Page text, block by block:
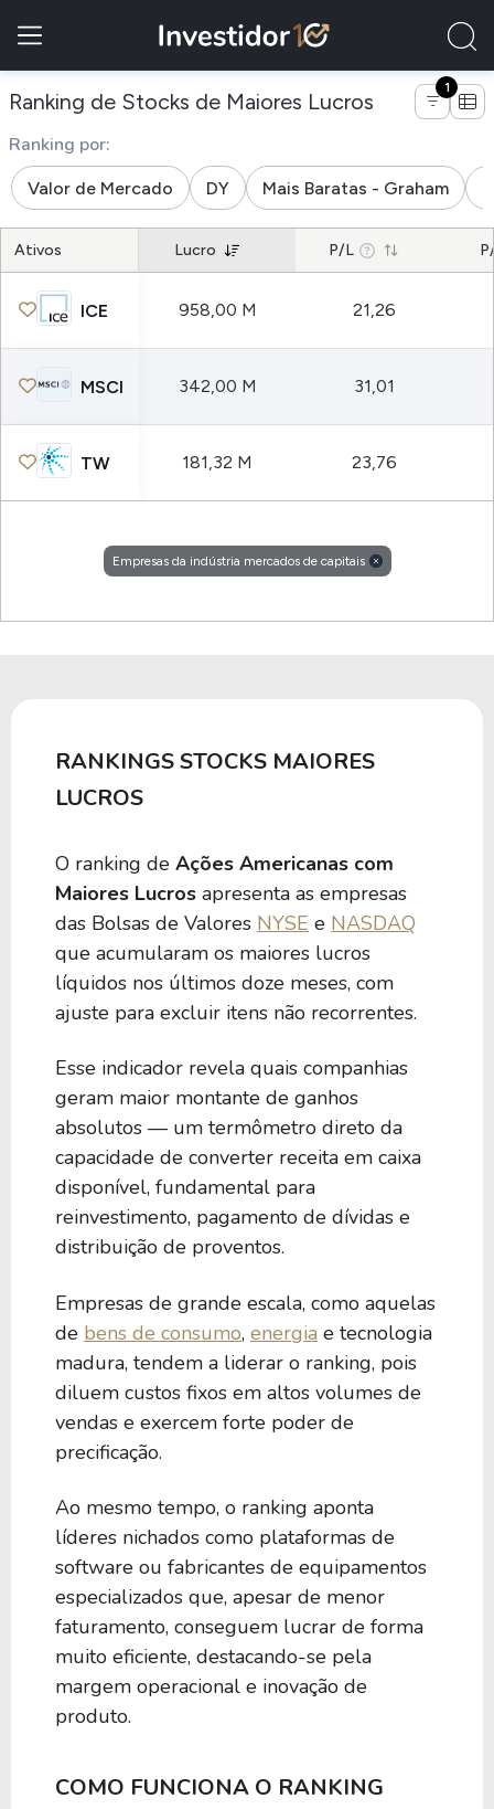
Ranking de Stocks de Maiores Lucros de 1
Ranking por:
Valor de Mercado DY Mais Baratas - Graham
Ativos Lucro P/L
ICE 958,00 M 21,26
MSCI 342,00 M 31,01
TW 181,32 M 23,76
Empresas da indústria mercados de capitais
RANKINGS STOCKS MAIORES
LUCROS
O ranking de Ações Americanas com
Maiores Lucros apresenta as empresas
das Bolsas de Valores NYSE e NASDAQ
que acumularam os maiores lucros
líquidos nos últimos doze meses, com
ajuste para excluir itens não recorrentes.
Esse indicador revela quais companhias
geram maior montante de ganhos
absolutos — um termômetro direto da
capacidade de converter receita em caixa
disponível, fundamental para
reinvestimento, pagamento de dívidas e
distribuição de proventos.
Empresas de grande escala, como aquelas
de bens de consumo, energia e tecnologia
madura, tendem a liderar o ranking, pois
diluem custos fixos em altos volumes de
vendas e exercem forte poder de
precificação.
Ao mesmo tempo, o ranking aponta
líderes nichados como plataformas de
software ou fabricantes de equipamentos
especializados que, apesar de menor
faturamento, conseguem lucrar de forma
muito eficiente, destacando-se pela
margem operacional e inovação de
produto.
COMO FUNCIONA O RANKING